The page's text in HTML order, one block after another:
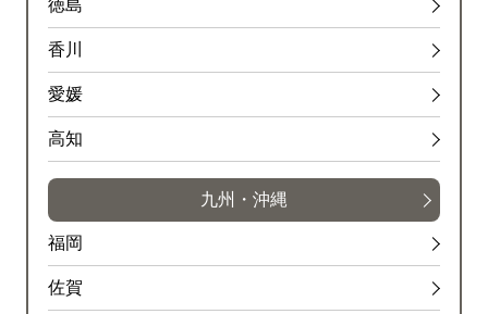
空港中央付近→空港北トンネル出口付近
１車線規制
工事
規制
葛西ＪＣＴ付近→葛西付近
徳島
香川
愛媛
高知
九州・沖縄
福岡
佐賀